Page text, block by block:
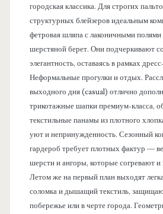
городская классика. Для строгих
структурных блейзеров идеальным
фетровая шляпа с лаконичными
шерстяной берет. Они подчеркивают
элегантность, оставаясь в рамках
Неформальные прогулки и отдых.
выходного дня (casual) отлично
трикотажные шапки премиум-класса,
текстильные панамы из плотного
уют и непринужденность. Сезонный
гардероб требует плотных фактур —
шерсти и ангоры, которые согревают и
Летом же на первый план выходят
соломка и дышащий текстиль,
побережье или в черте города.